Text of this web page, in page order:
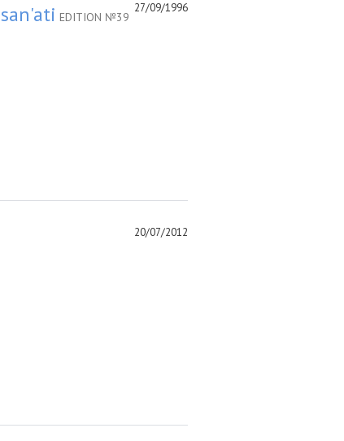
27/09/1996
EDITION №39
20/07/2012